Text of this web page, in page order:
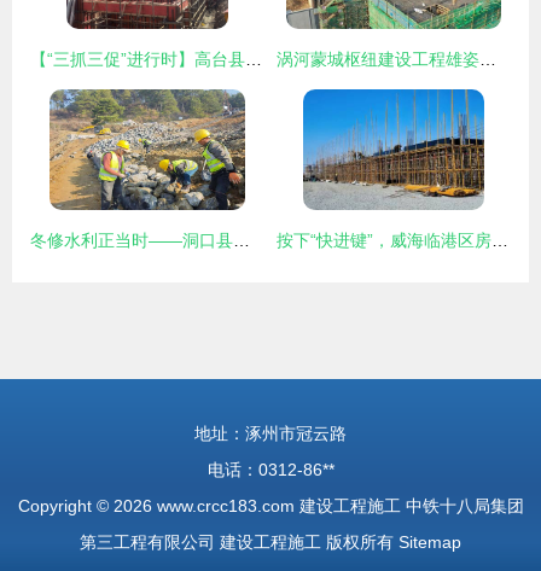
地址：涿州市冠云路
电话：0312-86**
Copyright © 2026 www.crcc183.com 建设工程施工 中铁十八局集团
第三工程有限公司 建设工程施工 版权所有 Sitemap